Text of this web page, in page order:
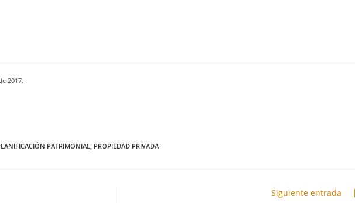
2017.
PATRIMONIAL, PROPIEDAD PRIVADA
Siguiente entrada